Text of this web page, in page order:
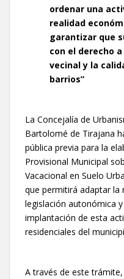
ordenar una
realidad
garantizar que
con el derecho
vecinal y la
barrios”
La Concejalía de
Bartolomé de Tirajana
pública previa para la
Provisional Municipal
Vacacional en Suelo
que permitirá adaptar la
legislación autonómica
implantación de esta
residenciales del
A través de este